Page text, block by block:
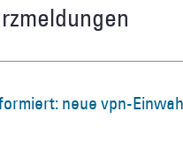
neue vpn-